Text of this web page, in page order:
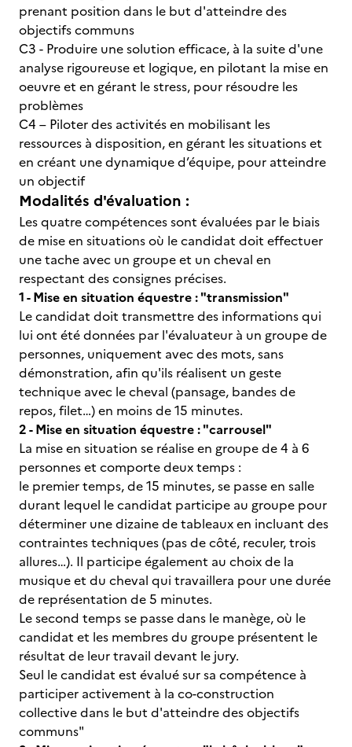
prenant position dans le but d'atteindre des
objectifs communs
C3 - Produire une solution efficace, à la suite d'une
analyse rigoureuse et logique, en pilotant la mise en
oeuvre et en gérant le stress, pour résoudre les
problèmes
C4 – Piloter des activités en mobilisant les
ressources à disposition, en gérant les situations et
en créant une dynamique d’équipe, pour atteindre
un objectif
Modalités d'évaluation :
Les quatre compétences sont évaluées par le biais
de mise en situations où le candidat doit effectuer
une tache avec un groupe et un cheval en
respectant des consignes précises.
1 - Mise en situation équestre : "transmission"
Le candidat doit transmettre des informations qui
lui ont été données par l'évaluateur à un groupe de
personnes, uniquement avec des mots, sans
démonstration, afin qu'ils réalisent un geste
technique avec le cheval (pansage, bandes de
repos, filet…) en moins de 15 minutes.
2 - Mise en situation équestre : "carrousel"
La mise en situation se réalise en groupe de 4 à 6
personnes et comporte deux temps :
le premier temps, de 15 minutes, se passe en salle
durant lequel le candidat participe au groupe pour
déterminer une dizaine de tableaux en incluant des
contraintes techniques (pas de côté, reculer, trois
allures…). Il participe également au choix de la
musique et du cheval qui travaillera pour une durée
de représentation de 5 minutes.
Le second temps se passe dans le manège, où le
candidat et les membres du groupe présentent le
résultat de leur travail devant le jury.
Seul le candidat est évalué sur sa compétence à
participer activement à la co-construction
collective dans le but d'atteindre des objectifs
communs"